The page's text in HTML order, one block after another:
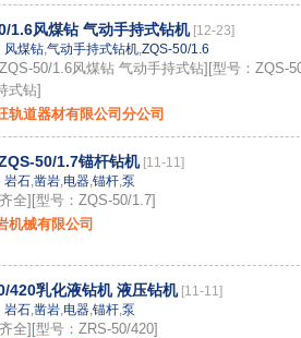
1.6风煤钻 气动手持式钻机 [12-23]
风煤钻,气动手持式钻机,ZQS-50/1.6
50/1.6风煤钻 气动手持式钻][型号：ZQS-
式钻]
轨道器材有限公司分公司
50/1.7锚杆钻机 [11-11]
岩石,凿岩,电器,锚杆,泵
全][型号：ZQS-50/1.7]
机械有限公司
420乳化液钻机 液压钻机 [11-11]
岩石,凿岩,电器,锚杆,泵
全][型号：ZRS-50/420]